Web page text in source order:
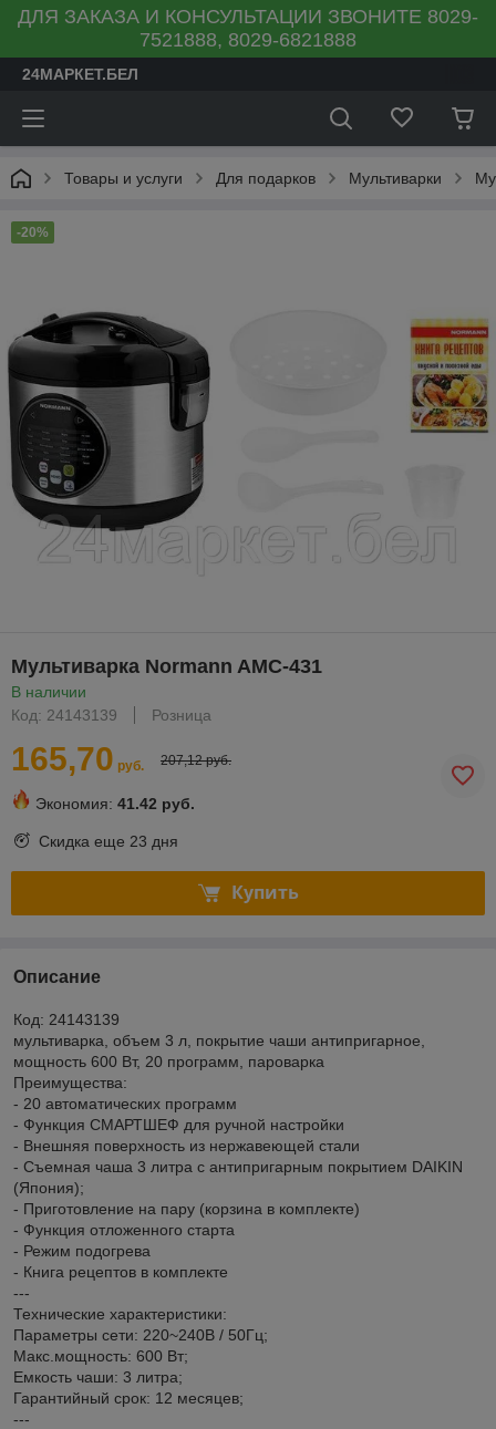
ДЛЯ ЗАКАЗА И КОНСУЛЬТАЦИИ ЗВОНИТЕ 8029-
7521888, 8029-6821888
24МАРКЕТ.БЕЛ
Товары и услуги Для подарков Мультиварки
-20%
Мультиварка Normann AMC-431
В наличии
Код: 24143139
Розница
165,70 руб. 207,12 руб.
Экономия: 41.42 руб.
Скидка еще 23 дня
Купить
Описание
Код: 24143139
мультиварка, объем 3 л, покрытие чаши антипригарное,
мощность 600 Вт, 20 программ, пароварка
Преимущества:
- 20 автоматических программ
- Функция СМАРТШЕФ для ручной настройки
- Внешняя поверхность из нержавеющей стали
- Съемная чаша 3 литра с антипригарным покрытием DAIKIN
(Япония);
- Приготовление на пару (корзина в комплекте)
- Функция отложенного старта
- Режим подогрева
- Книга рецептов в комплекте
---
Технические характеристики:
Параметры сети: 220~240В / 50Гц;
Макс.мощность: 600 Вт;
Емкость чаши: 3 литра;
Гарантийный срок: 12 месяцев;
---